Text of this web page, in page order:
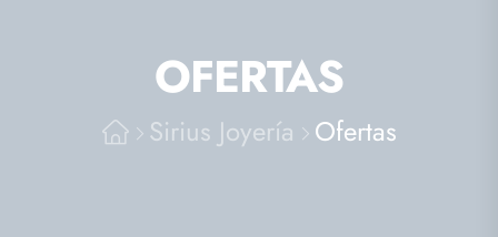
OFERTAS
Sirius Joyería Ofertas